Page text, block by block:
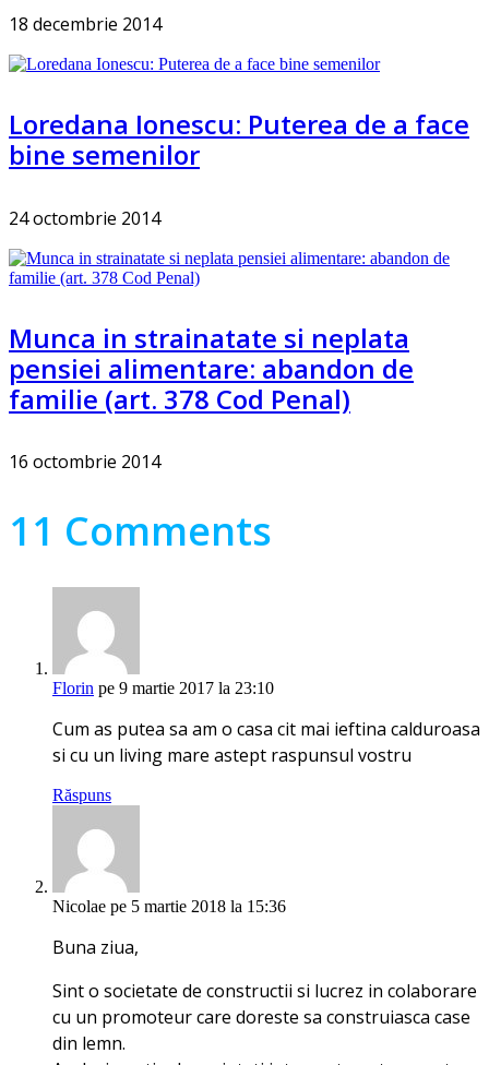
18 decembrie 2014
Loredana Ionescu: Puterea de a face
bine semenilor
24 octombrie 2014
Munca in strainatate si neplata
pensiei alimentare: abandon de
familie (art. 378 Cod Penal)
16 octombrie 2014
11 Comments
Florin pe 9 martie 2017 la 23:10
Cum as putea sa am o casa cit mai ieftina calduroasa
si cu un living mare astept raspunsul vostru
Răspuns
Nicolae pe 5 martie 2018 la 15:36
Buna ziua,
Sint o societate de constructii si lucrez in colaborare
cu un promoteur care doreste sa construiasca case
din lemn.